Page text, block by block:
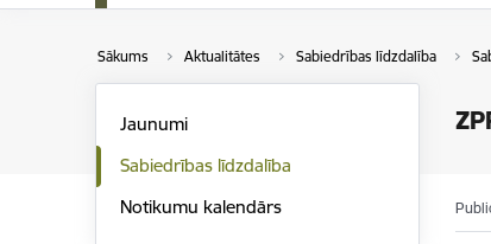
Sākums Aktualitātes Sabiedrības līdzdalība
Jaunumi
Sabiedrības līdzdalība
Notikumu kalendārs